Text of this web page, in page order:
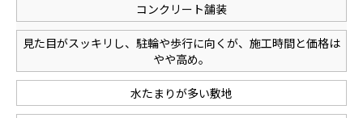
コンクリート舗装
見た目がスッキリし、駐輪や歩行に向くが、施工時間と価格は
やや高め。
水たまりが多い敷地